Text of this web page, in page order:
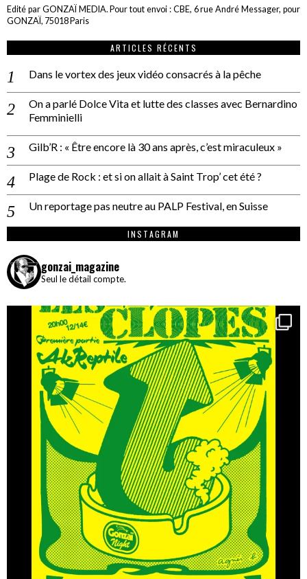
Edité par GONZAÏ MEDIA. Pour tout envoi : CBE, 6 rue André Messager, pour
GONZAÏ, 75018 Paris
ARTICLES RÉCENTS
Dans le vortex des jeux vidéo consacrés à la pêche
On a parlé Dolce Vita et lutte des classes avec Bernardino
Femminielli
Gilb’R : « Être encore là 30 ans après, c’est miraculeux »
Plage de Rock : et si on allait à Saint Trop’ cet été ?
Un reportage pas neutre au PALP Festival, en Suisse
INSTAGRAM
gonzai_magazine
Seul le détail compte.